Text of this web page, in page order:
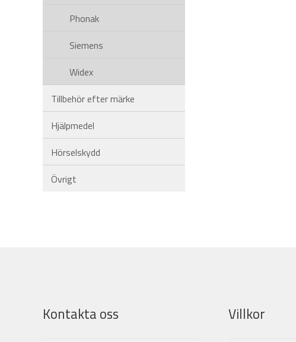
Phonak
Siemens
Widex
Tillbehör efter märke
Hjälpmedel
Hörselskydd
Övrigt
Kontakta oss Villkor